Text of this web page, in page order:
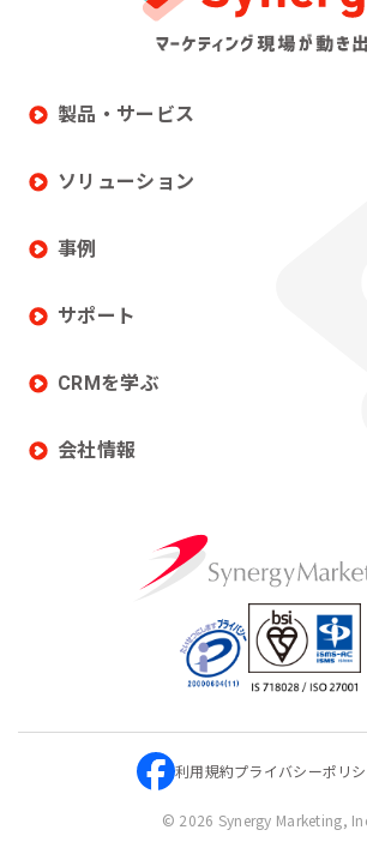
製品・サービス
ソリューション
事例
サポート
CRMを学ぶ
会社情報
利用規約プライバシーポリ
© 2026 Synergy Marketing,